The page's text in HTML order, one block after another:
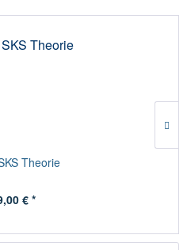
Theorie
€ *